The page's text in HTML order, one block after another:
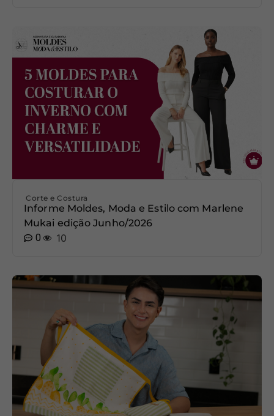
Corte e Costura
Informe Moldes, Moda e Estilo com Marlene
Mukai edição Junho/2026
0
10